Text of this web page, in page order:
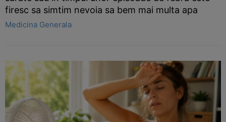
firesc sa simtim nevoia sa bem mai multa apa
Medicina Generala